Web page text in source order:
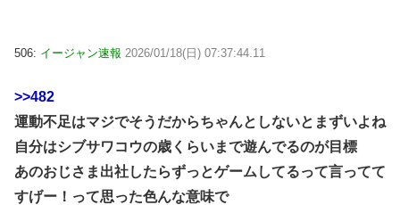
506: イージャン速報 2026/01/18(日) 07:37:44.11
>>482
運動不足はマジでそうだからちゃんとしないとまずいよね
自分はシブサワコウの歳くらいまで遊んでるのが目標
あのおじさま出社したらずっとゲームしてるって言ってて
すげー！って思った色んな意味で